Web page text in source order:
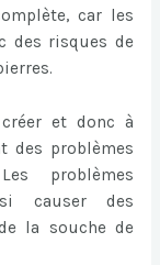
car les
des risques de
et donc à
des problèmes
problèmes
causer des
la souche de